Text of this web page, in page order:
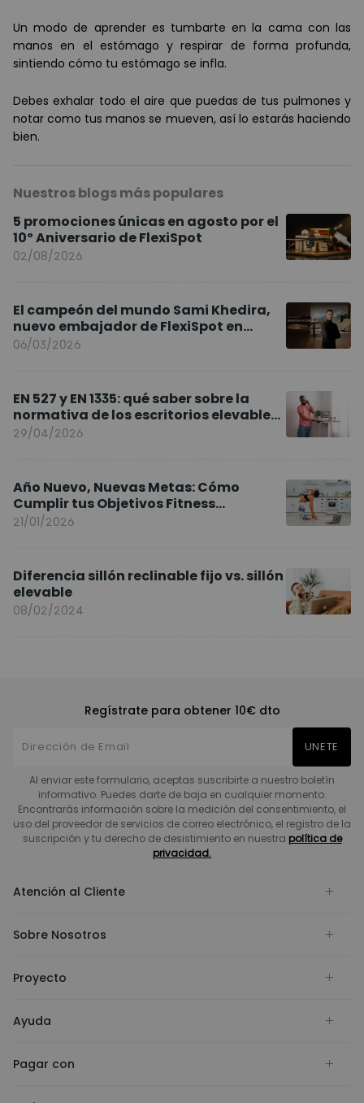
Un modo de aprender es tumbarte en la cama con las
manos en el estómago y respirar de forma profunda,
sintiendo cómo tu estómago se infla.
Debes exhalar todo el aire que puedas de tus pulmones y
notar como tus manos se mueven, así lo estarás haciendo
bien.
Nuestros blogs más populares
5 promociones únicas en agosto por el
10º Aniversario de FlexiSpot
02/08/2026
El campeón del mundo Sami Khedira,
nuevo embajador de FlexiSpot en
Europa
06/03/2026
EN 527 y EN 1335: qué saber sobre la
normativa de los escritorios elevables
y sillas ergonómicas
29/04/2026
Año Nuevo, Nuevas Metas: Cómo
Cumplir tus Objetivos Fitness
Entrenando en Casa
21/01/2026
Diferencia sillón reclinable fijo vs. sillón
elevable
08/02/2024
Regístrate para obtener 10€ dto
UNETE
Al enviar este formulario, aceptas suscribirte a nuestro boletín
informativo. Puedes darte de baja en cualquier momento.
Encontrarás información sobre la medición del consentimiento, el
uso del proveedor de servicios de correo electrónico, el registro de la
suscripción y tu derecho de desistimiento en nuestra política de
privacidad.
Atención al Cliente
Sobre Nosotros
Proyecto
Ayuda
Pagar con